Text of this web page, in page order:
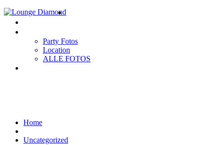
Party Fotos
Location
ALLE FOTOS
Home
Uncategorized